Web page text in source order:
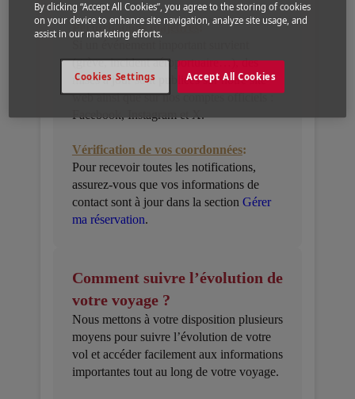
Perturbations majeures:
(grève, incident aéroportuaire…), des
mises à jour sont publiées sur notre site
web ainsi que sur nos comptes officiels :
Facebook, Instagram et X.
Vérification de vos coordonnées:
Pour recevoir toutes les notifications,
assurez-vous que vos informations de
contact sont à jour dans la section Gérer
ma réservation.
Comment suivre l’évolution de
votre voyage ?
Nous mettons à votre disposition plusieurs
moyens pour suivre l’évolution de votre
vol et accéder facilement aux informations
importantes tout au long de votre voyage.
By clicking “Accept All Cookies”, you agree to the storing of cookies
on your device to enhance site navigation, analyze site usage, and
assist in our marketing efforts.
Accept All Cookies
Cookies Settings